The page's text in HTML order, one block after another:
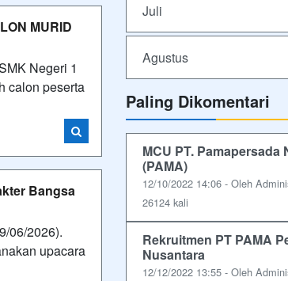
MURID
Negeri 1
calon peserta
Bangsa
06/2026).
upacara
Juli
Agustus
Paling Dikomentari
MCU PT. Pamapersada
(PAMA)
12/10/2022 14:06 - Oleh
26124 kali
Rekruitmen PT PAMA
Nusantara
12/12/2022 13:55 - Oleh